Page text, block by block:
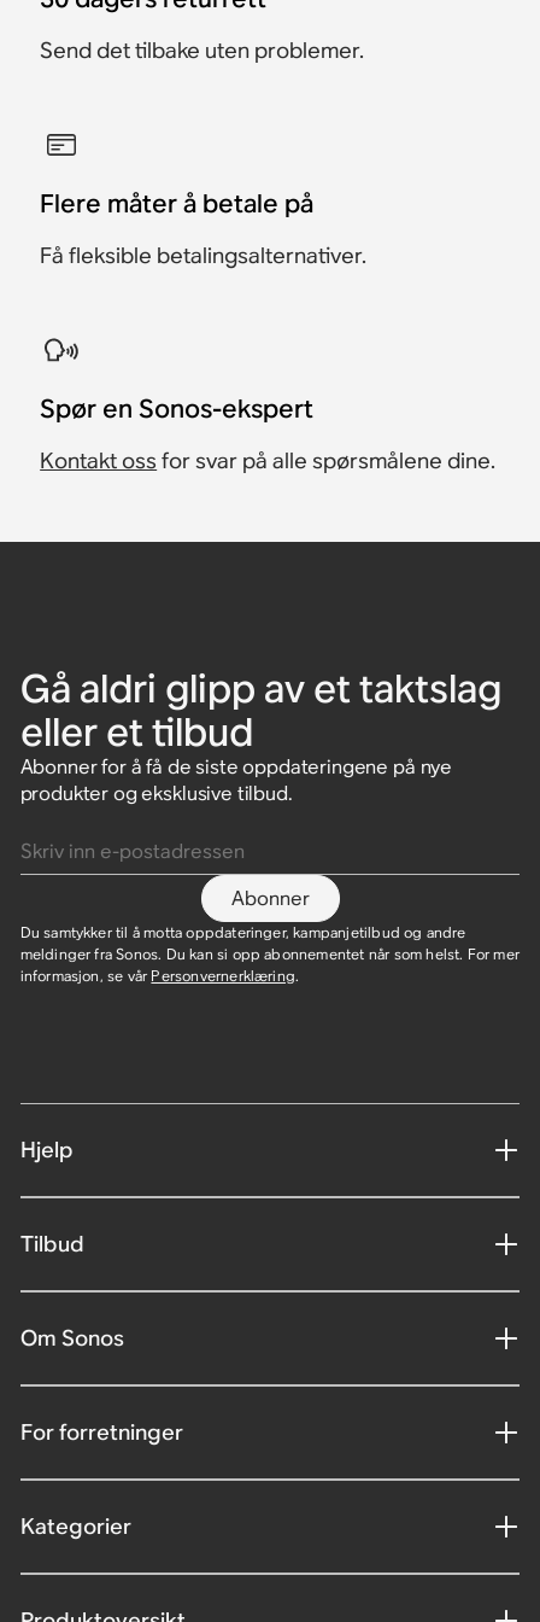
Send det tilbake uten problemer.
Flere måter å betale på
Få fleksible betalingsalternativer.
​Spør en Sonos-ekspert
Kontakt oss for svar på alle spørsmålene dine.
Gå aldri glipp av et taktslag
eller et tilbud
Abonner for å få de siste oppdateringene på nye
produkter og eksklusive tilbud.
Abonner
Du samtykker til å motta oppdateringer, kampanjetilbud og andre
meldinger fra Sonos. Du kan si opp abonnementet når som helst. For mer
informasjon, se vår Personvernerklæring.
Hjelp
Tilbud
Om Sonos
For forretninger
Kategorier